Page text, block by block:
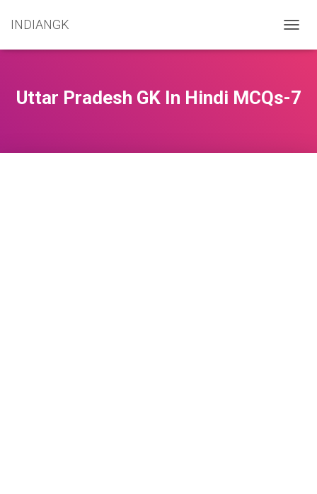
INDIANGK
O
L
E
Uttar Pradesh GK In Hindi MCQs-7